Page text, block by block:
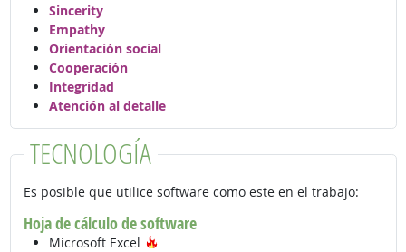
Sincerity
Empathy
Orientación social
Cooperación
Integridad
Atención al detalle
TECNOLOGÍA
Es posible que utilice software como este en el trabajo:
Hoja de cálculo de software
Microsoft Excel